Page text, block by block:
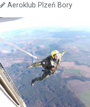
Aeroklub Plzeň Bory